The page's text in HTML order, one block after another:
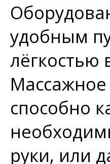
удобным
способно
руки, или